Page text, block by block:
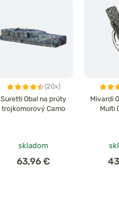
(20x)
Suretti Obal na prúty
trojkomorový Camo
skladom
63,96 €
Mivardi
Multi